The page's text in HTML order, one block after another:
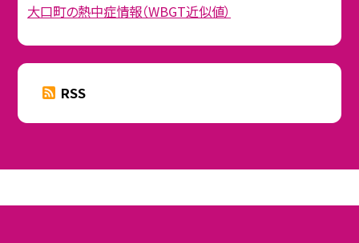
大口町の熱中症情報（WBGT近似値）
RSS